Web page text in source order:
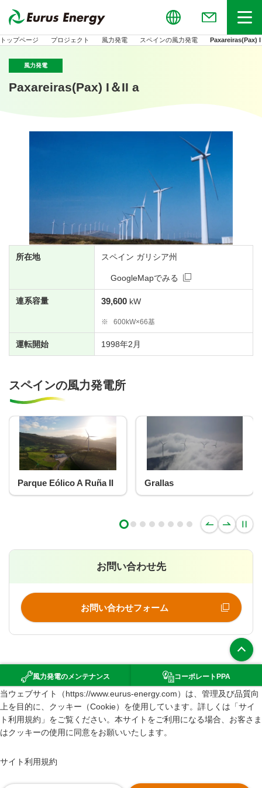
当ウェブサイト（https://www.eurus-energy.com）は、管理及び品質向
上を目的に、クッキー（Cookie）を使用しています。詳しくは「サイ
ト利用規約」をご覧ください。本サイトをご利用になる場合、お客さま
はクッキーの使用に同意をお願いいたします。
サイト利用規約
Globalお問い合わせメニュー
トップページ プロジェクト 風力発電 スペインの風力発電 Paxareiras(Pax) I
風力発電
Paxareiras(Pax) I＆II a
所在地 スペイン ガリシア州
GoogleMapでみる
連系容量 39,600 kW
※ 600kW×66基
運転開始 1998年2月
スペインの風力発電所
Parque Eólico A Ruña II Grallas
お問い合わせ先
お問い合わせフォーム
風力発電のメンテナンス
（新規ウインドウで開きます）
コーポレートPPA
環境影響評価
サイトマップ
サイト利用規約